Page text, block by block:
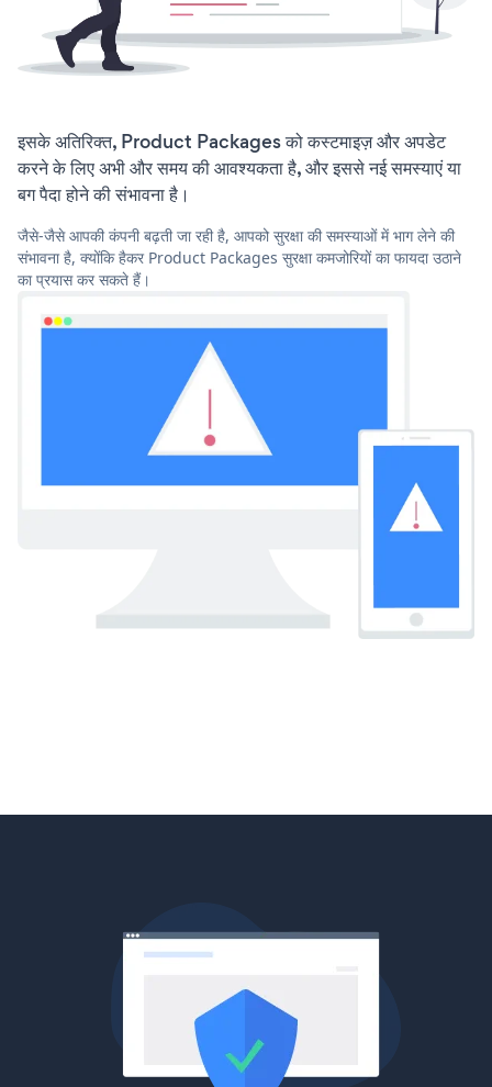
इसके अतिरिक्त, Product Packages को कस्टमाइज़ और अपडेट
करने के लिए अभी और समय की आवश्यकता है, और इससे नई समस्याएं या
बग पैदा होने की संभावना है।
जैसे-जैसे आपकी कंपनी बढ़ती जा रही है, आपको सुरक्षा की समस्याओं में भाग लेने की
संभावना है, क्योंकि हैकर Product Packages सुरक्षा कमजोरियों का फायदा उठाने
का प्रयास कर सकते हैं।